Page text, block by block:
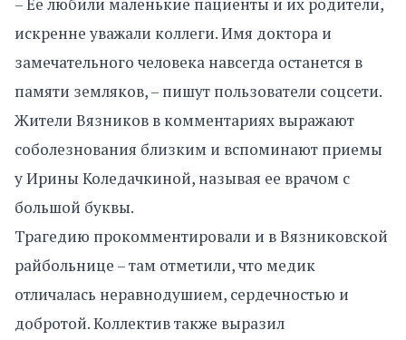
искренне уважали коллеги. Имя доктора и
замечательного человека навсегда останется в
памяти земляков, – пишут пользователи соцсети.
Жители Вязников в комментариях выражают
соболезнования близким и вспоминают приемы
у Ирины Коледачкиной, называя ее врачом с
большой буквы.
Трагедию прокомментировали и в Вязниковской
райбольнице – там отметили, что медик
отличалась неравнодушием, сердечностью и
добротой. Коллектив также выразил